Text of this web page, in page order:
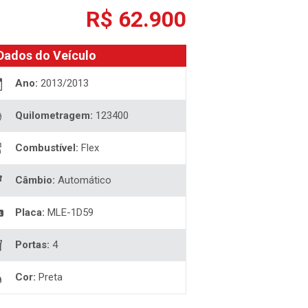
do Veículo
Ano: 2013/2013
Quilometragem: 123400
Combustível: Flex
Câmbio: Automático
Placa: MLE-1D59
Portas: 4
Cor: Preta
R$ 62.900